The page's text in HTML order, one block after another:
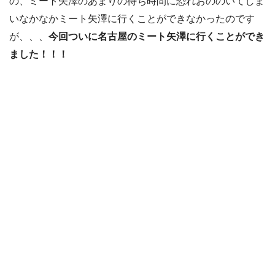
いなかなかミート矢澤に行くことができなかったのです
が、、、 今回ついに名古屋のミート矢澤に行くことができ
ました！！！